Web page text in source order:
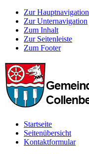
Zur Hauptnavigation
Zur Unternavigation
Zum Inhalt
Zur Seitenleiste
Zum Footer
Startseite
Seitenübersicht
Kontaktformular